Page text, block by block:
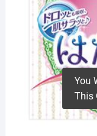
You
This